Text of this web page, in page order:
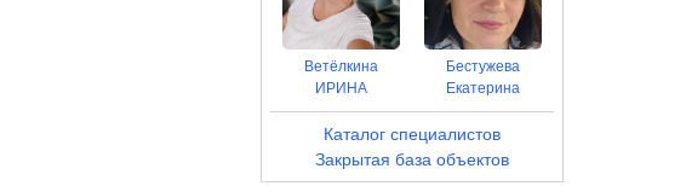
Ветёлкина
ИРИНА
Бестужева
Екатерина
Каталог специалистов
Закрытая база объектов